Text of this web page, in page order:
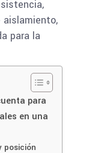
aislamiento,
para la
para
en una
posición